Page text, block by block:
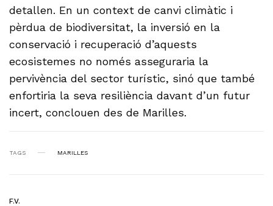
detallen. En un context de canvi climàtic i
pèrdua de biodiversitat, la inversió en la
conservació i recuperació d’aquests
ecosistemes no només asseguraria la
pervivència del sector turístic, sinó que també
enfortiria la seva resiliència davant d’un futur
incert, conclouen des de Marilles.
TAGS MARILLES
F.V.